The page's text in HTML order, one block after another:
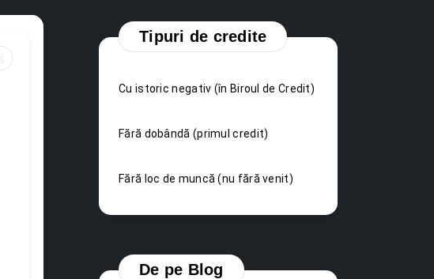
Tipuri de credite
Cu istoric negativ (în Biroul de Credit)
Fără dobândă (primul credit)
Fără loc de muncă (nu fără venit)
De pe Blog